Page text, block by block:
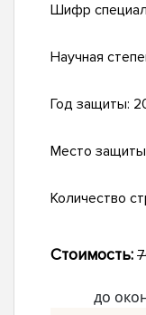
Шифр
Научная
Год защиты:
Место
Количество
Стоимость:
до